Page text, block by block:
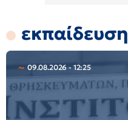
εκπαίδευση
09.08.2026 - 12:25